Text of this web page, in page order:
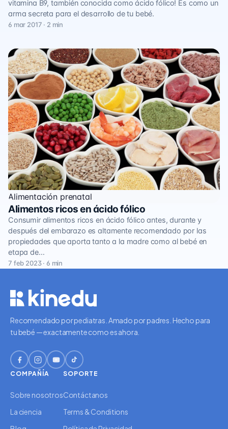
vitamina B9, también conocida como ácido fólico! Es como un
arma secreta para el desarrollo de tu bebé.
6 mar 2017 · 2 min
Alimentación prenatal
Alimentos ricos en ácido fólico
Consumir alimentos ricos en ácido fólico antes, durante y
después del embarazo es altamente recomendado por las
propiedades que aporta tanto a la madre como al bebé en
etapa de…
7 feb 2023 · 6 min
Recomendado por pediatras. Amado por padres. Hecho para
tu bebé — exactamente como es ahora.
COMPAÑÍA
Sobre nosotros
La ciencia
SOPORTE
Contáctanos
Terms & Conditions